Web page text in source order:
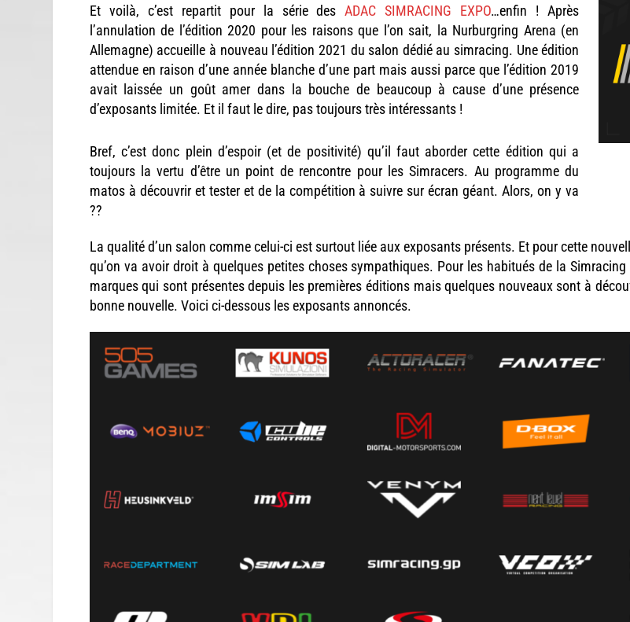
Et voilà, c’est repartit pour la série desADAC SIMRACING EXPO…enfin ! Après
l’annulation de l’édition 2020 pour les raisons que l’on sait, la Nurburgring Arena (en
Allemagne) accueille à nouveau l’édition 2021 du salon dédié au simracing. Une édition
attendue en raison d’une année blanche d’une part mais aussi parce que l’édition 2019
avait laissée un goût amer dans la bouche de beaucoup à cause d’une présence
d’exposants limitée. Et il faut le dire, pas toujours très intéressants !
Bref, c’est donc plein d’espoir (et de positivité) qu’il faut aborder cette édition qui a
toujours la vertu d’être un point de rencontre pour les Simracers. Au programme du
matos à découvrir et tester et de la compétition à suivre sur écran géant. Alors, on y va
??
La qualité d’un salon comme celui-ci est surtout liée aux exposants présents. Et pour cette
qu’on va avoir droit à quelques petites choses sympathiques. Pour les habitués de la
marques qui sont présentes depuis les premières éditions mais quelques nouveaux sont à
bonne nouvelle. Voici ci-dessous les exposants annoncés.